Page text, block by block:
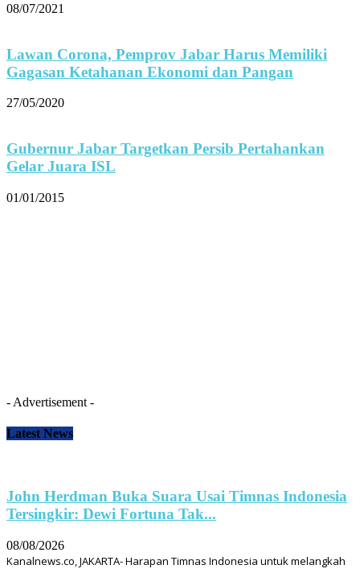
08/07/2021
Lawan Corona, Pemprov Jabar Harus Memiliki
Gagasan Ketahanan Ekonomi dan Pangan
27/05/2020
Gubernur Jabar Targetkan Persib Pertahankan
Gelar Juara ISL
01/01/2015
- Advertisement -
Latest News
John Herdman Buka Suara Usai Timnas Indonesia
Tersingkir: Dewi Fortuna Tak...
08/08/2026
Kanalnews.co, JAKARTA- Harapan Timnas Indonesia untuk melangkah